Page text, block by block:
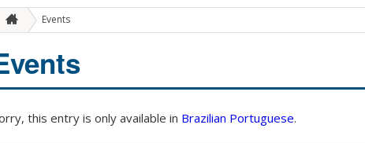
Events
this entry is only available in Brazilian Portuguese.